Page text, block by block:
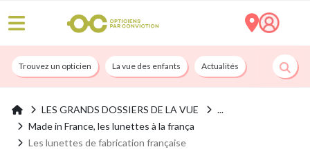
Trouvez un opticien La vue des enfants Actualités Nos services
LES GRANDS DOSSIERS DE LA VUE
Made in France, les lunettes à la frança
Les lunettes de fabrication française